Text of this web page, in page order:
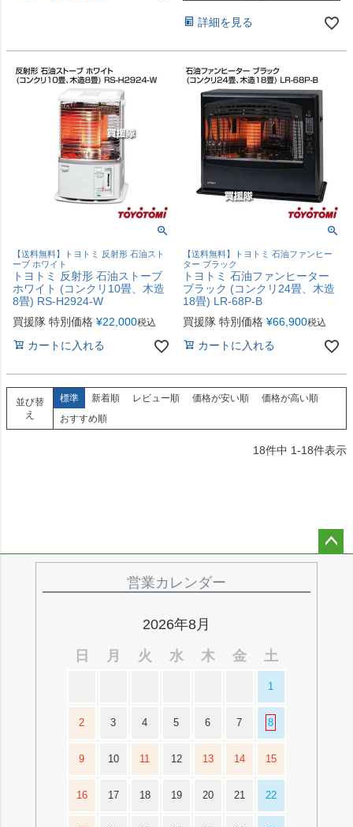
詳細を見る
【送料無料】トヨトミ 反射形 石油スト
ーブ ホワイト
トヨトミ 反射形 石油ストーブ
ホワイト (コンクリ10畳、木造
8畳) RS-H2924-W
買援隊 特別価格 ¥22,000税込
カートに入れる
【送料無料】トヨトミ 石油ファンヒー
ター ブラック
トヨトミ 石油ファンヒーター
ブラック (コンクリ24畳、木造
18畳) LR-68P-B
買援隊 特別価格 ¥66,900税込
カートに入れる
並び替
え
標準 新着順 レビュー順 価格が安い順
価格が高い順
おすすめ順
18件中 1-18件表示
営業カレンダー
2026年8月
日
月 火 水 木 金 土
1
2 3 4 5 6 7 8
9 10 11 12 13 14 15
16 17 18 19 20 21 22